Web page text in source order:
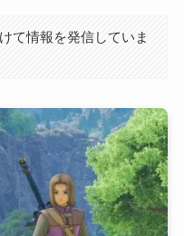
て情報を発信していま